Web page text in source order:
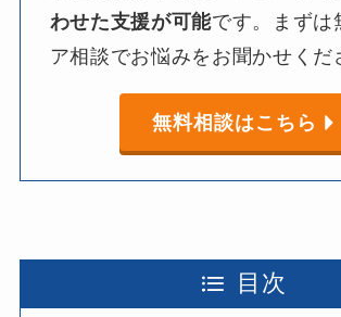
わせた支援が可能です。​まずは​
ア相談で​お悩みを​お聞か​せくだ
無料相談はこちら
目次